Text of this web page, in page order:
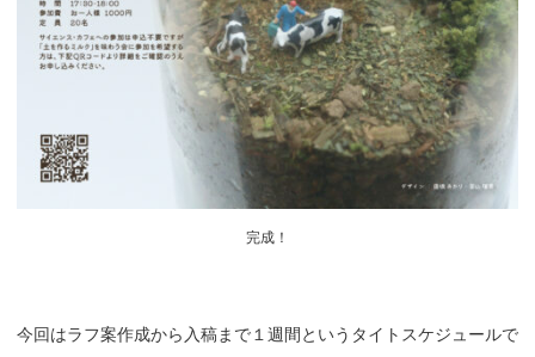
完成！
今回はラフ案作成から入稿まで１週間というタイトスケジュールで